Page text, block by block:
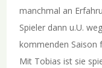
manchmal an
Spieler dann u.U.
kommenden Saison
Mit Tobias ist sie